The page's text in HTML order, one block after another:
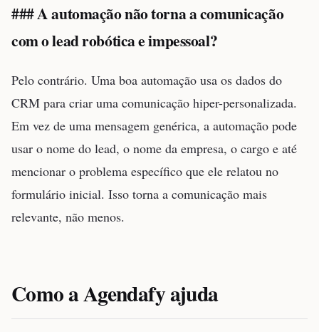
### A automação não torna a comunicação
com o lead robótica e impessoal?
Pelo contrário. Uma boa automação usa os dados do
CRM para criar uma comunicação hiper-personalizada.
Em vez de uma mensagem genérica, a automação pode
usar o nome do lead, o nome da empresa, o cargo e até
mencionar o problema específico que ele relatou no
formulário inicial. Isso torna a comunicação mais
relevante, não menos.
Como a Agendafy ajuda